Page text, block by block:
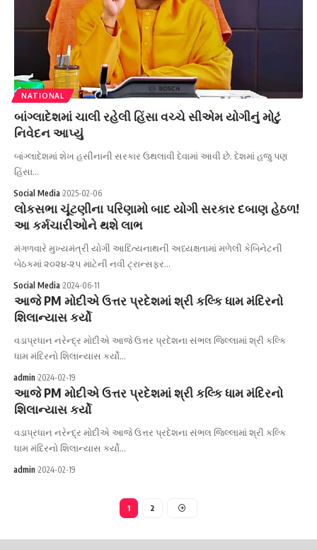
NATIONAL
બાંગ્લાદેશમાં ચાલી રહેલી હિંસા વચ્ચે સીએમ યોગીનું મોટું
નિવેદન આપ્યું
બાંગ્લાદેશમાં શેખ હસીનાની સરકાર ઉથલાવી દેવામાં આવી છે. દેશમાં હજુ પણ
હિંસા…
Social Media 2025-02-06
લોકસભા ચૂંટણીના પરિણામો બાદ યોગી સરકાર દબાણ હેઠળ!
આ કર્મચારીઓને થશે લાભ
મંગળવારે મુખ્યમંત્રી યોગી આદિત્યનાથની અધ્યક્ષતામાં મળેલી કેબિનેટની
બેઠકમાં ૨૦૨૪-૨૫ માટેની નવી ટ્રાન્સફર…
Social Media 2024-06-11
આજે PM મોદીએ ઉત્તર પ્રદેશમાં શ્રી કલ્કિ ધામ મંદિરનો
શિલાન્યાસ કર્યો
વડાપ્રધાન નરેન્દ્ર મોદીએ આજે ઉત્તર પ્રદેશના સંભલ જિલ્લામાં શ્રી કલ્કિ
ધામ મંદિરનો શિલાન્યાસ કર્યો…
admin 2024-02-19
આજે PM મોદીએ ઉત્તર પ્રદેશમાં શ્રી કલ્કિ ધામ મંદિરનો
શિલાન્યાસ કર્યો
વડાપ્રધાન નરેન્દ્ર મોદીએ આજે ઉત્તર પ્રદેશના સંભલ જિલ્લામાં શ્રી કલ્કિ
ધામ મંદિરનો શિલાન્યાસ કર્યો…
admin 2024-02-19
1 2